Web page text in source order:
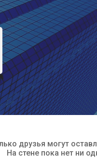
друзья могут
На стене пока нет ни